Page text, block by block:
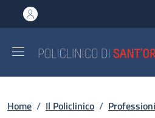
al contenuto principale
to footer content
Briciole di pane
Home / Il Policlinico /